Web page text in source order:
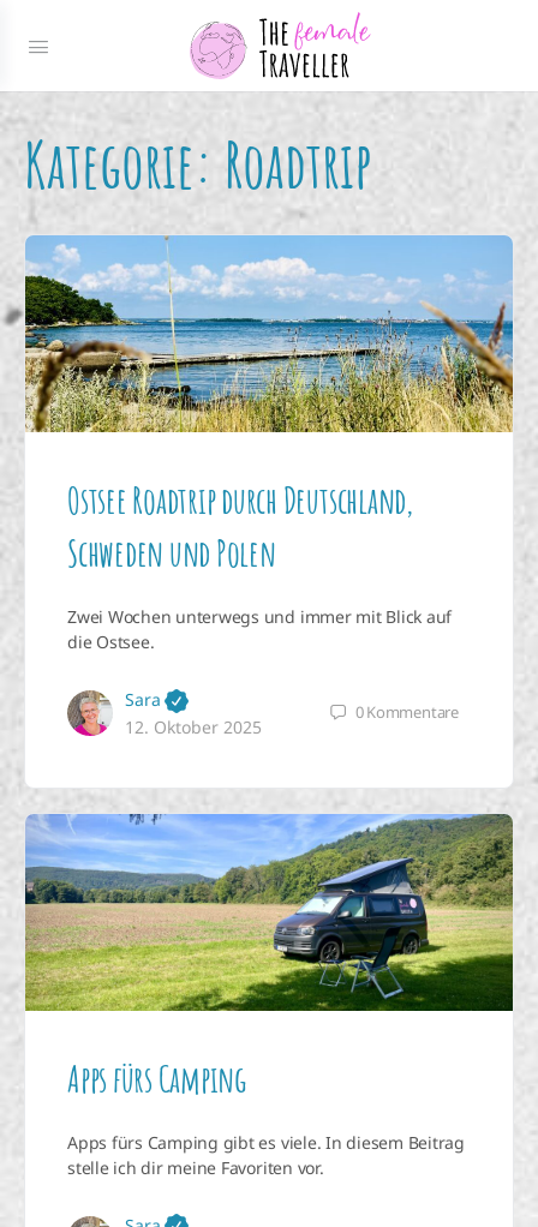
Kategorie: Roadtrip
Ostsee Roadtrip durch Deutschland,
Schweden und Polen
Zwei Wochen unterwegs und immer mit Blick auf
die Ostsee.
Sara
12. Oktober 2025
0Kommentare
Apps fürs Camping
Apps fürs Camping gibt es viele. In diesem Beitrag
stelle ich dir meine Favoriten vor.